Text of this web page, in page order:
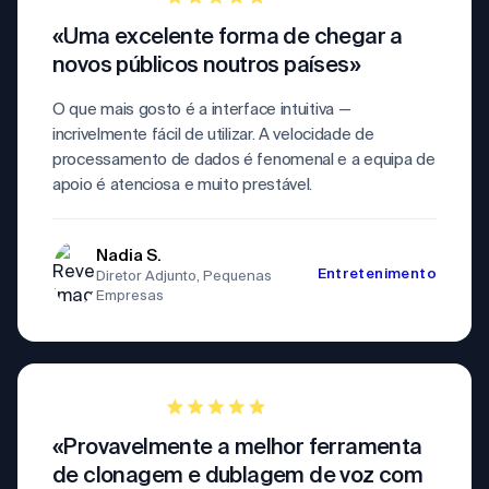
«Uma excelente forma de chegar a
novos públicos noutros países»
O que mais gosto é a interface intuitiva —
incrivelmente fácil de utilizar. A velocidade de
processamento de dados é fenomenal e a equipa de
apoio é atenciosa e muito prestável.
Nadia S.
Diretor Adjunto, Pequenas
Empresas
Entretenimento
«Provavelmente a melhor ferramenta
de clonagem e dublagem de voz com